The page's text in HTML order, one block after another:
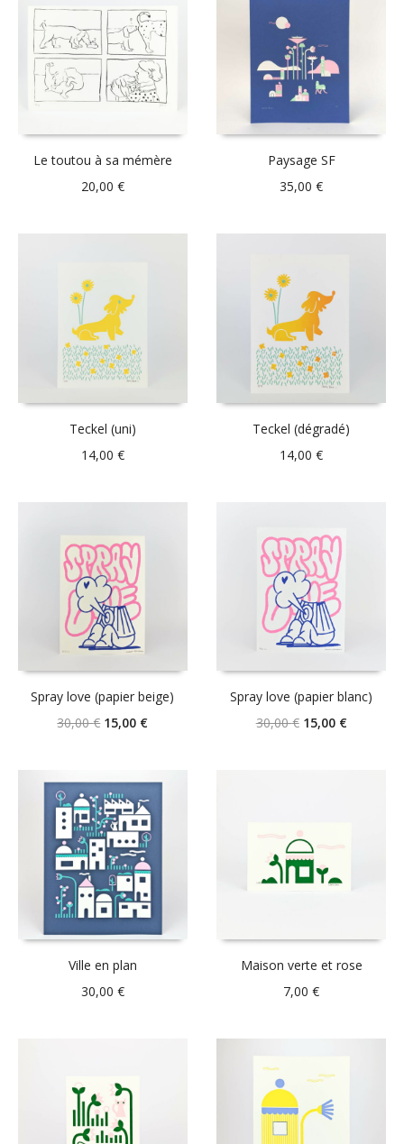
Le toutou à sa mémère
20,00 €
Paysage SF
35,00€
Teckel (uni)
14,00 €
Teckel (dégradé)
14,00€
Spray love (papier beige)
30,00€ Le
30,00 €.
15,00 €Le
Spray love (papier blanc)
30,00€ Le
15,00 €Le
Ville en plan
30,00 €
Maison verte et rose
7,00€